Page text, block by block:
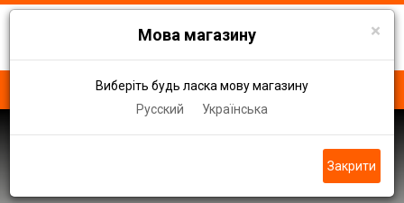
×
Мова магазину
Виберіть будь ласка мову магазину
Русский
Українська
Закрити